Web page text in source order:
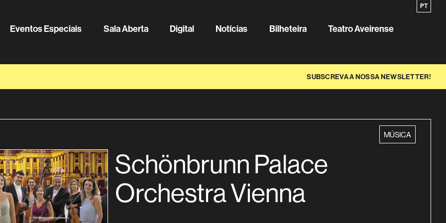
Eventos Especiais Sala Aberta Digital Notícias Bilheteira Sobre o
Teatro Aveirense
PT
SUBSCREVA A NOSSA NEWSLETTER!
categoria
MÚSICA
Schönbrunn Palace
Orchestra Vienna